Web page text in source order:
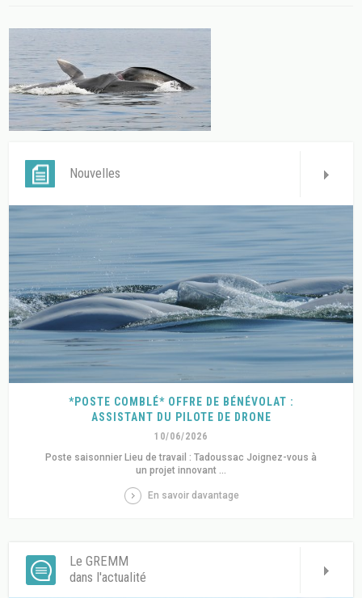
Nouvelles
*POSTE COMBLÉ* OFFRE DE BÉNÉVOLAT :
ASSISTANT DU PILOTE DE DRONE
10/06/2026
Poste saisonnier Lieu de travail : Tadoussac Joignez-vous à
un projet innovant ...
En savoir davantage
Le GREMM
dans l'actualité